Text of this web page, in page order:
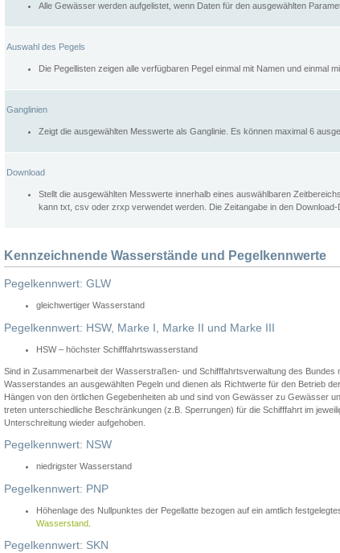
Alle Gewässer werden aufgelistet, wenn Daten für den ausgewählten
Auswahl des Pegels
Die Pegellisten zeigen alle verfügbaren Pegel einmal mit Namen und einmal
Ganglinien
Zeigt die ausgewählten Messwerte als Ganglinie. Es können maximal 6
Download
Stellt die ausgewählten Messwerte innerhalb eines auswählbaren
kann txt, csv oder zrxp verwendet werden. Die Zeitangabe in den Download-
Kennzeichnende Wasserstände und Pegelkennwerte
Pegelkennwert: GLW
gleichwertiger Wasserstand
Pegelkennwert: HSW, Marke I, Marke II und Marke III
HSW – höchster Schifffahrtswasserstand
Sind in Zusammenarbeit der Wasserstraßen- und Schifffahrtsverwaltung des Bundes
Wasserstandes an ausgewählten Pegeln und dienen als Richtwerte für den Betrieb
Hängen von den örtlichen Gegebenheiten ab und sind von Gewässer zu Gewässer
treten unterschiedliche Beschränkungen (z.B. Sperrungen) für die Schifffahrt im
Unterschreitung wieder aufgehoben.
Pegelkennwert: NSW
niedrigster Wasserstand
Pegelkennwert: PNP
Höhenlage des Nullpunktes der Pegellatte bezogen auf ein amtlich
Wasserstand
Pegelkennwert: SKN